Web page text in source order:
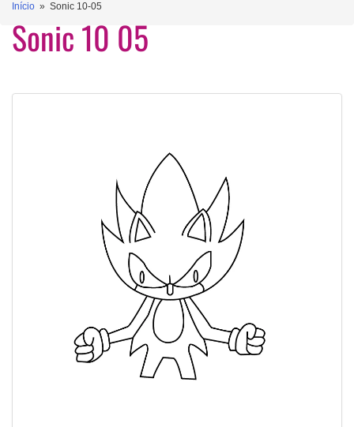
Início » Sonic 10-05
Sonic 10 05